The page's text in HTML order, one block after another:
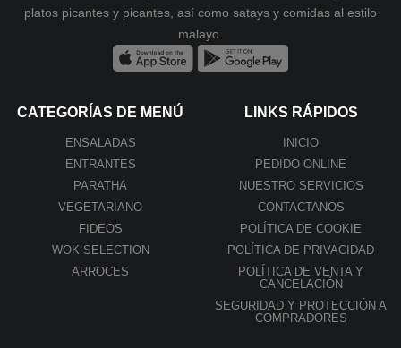
platos picantes y picantes, así como satays y comidas al estilo
malayo.
CATEGORÍAS DE MENÚ
ENSALADAS
ENTRANTES
PARATHA
VEGETARIANO
FIDEOS
WOK SELECTION
ARROCES
LINKS RÁPIDOS
INICIO
PEDIDO ONLINE
NUESTRO SERVICIOS
CONTACTANOS
POLÍTICA DE COOKIE
POLÍTICA DE PRIVACIDAD
POLÍTICA DE VENTA Y
CANCELACIÓN
SEGURIDAD Y PROTECCIÓN A
COMPRADORES